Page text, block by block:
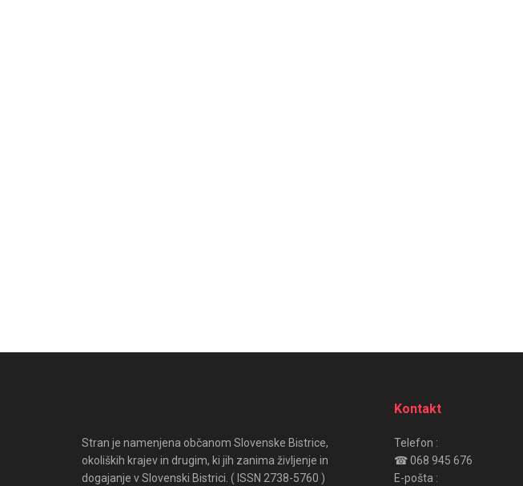
Stran je namenjena občanom Slovenske Bistrice,
okoliških krajev in drugim, ki jih zanima življenje in
dogajanje v Slovenski Bistrici. ( ISSN 2738-5760 )
Kontakt
Telefon :
☎ 068 945 676
E-pošta :